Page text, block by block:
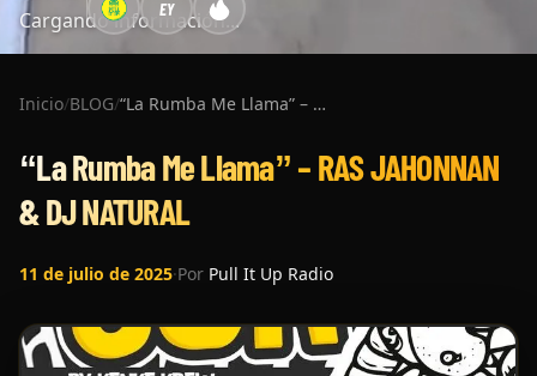
Cargando información...
EY
Inicio/BLOG/ “La Rumba Me Llama” – RAS JAHONNAN & DJ NATURAL
“La Rumba Me Llama” – RAS JAHONNAN
& DJ NATURAL
11 de julio de 2025·Por Pull It Up Radio